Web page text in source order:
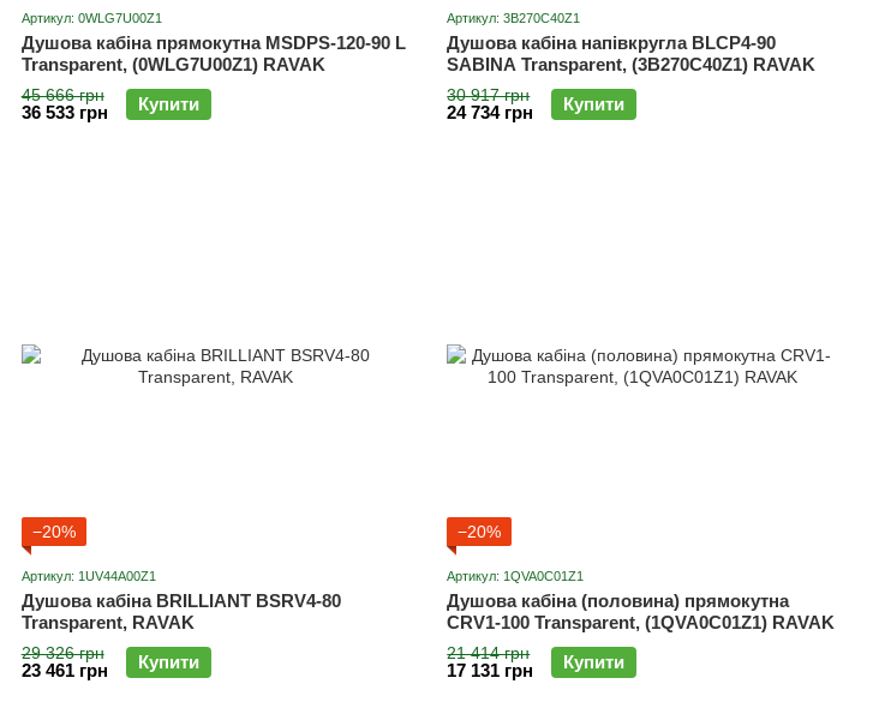
Артикул: 0WLG7U00Z1
Душова кабіна прямокутна MSDPS-120-90 L
Transparent, (0WLG7U00Z1) RAVAK
45 666 грн
36 533 грн Купити
Артикул: 3B270C40Z1
Душова кабіна напівкругла BLCP4-90
SABINA Transparent, (3B270C40Z1) RAVAK
30 917 грн
24 734 грн Купити
−20%
Артикул: 1UV44A00Z1
Душова кабіна BRILLIANT BSRV4-80
Transparent, RAVAK
29 326 грн
23 461 грн Купити
−20%
Артикул: 1QVA0C01Z1
Душова кабіна (половина) прямокутна
CRV1-100 Transparent, (1QVA0C01Z1) RAVAK
21 414 грн
17 131 грн Купити